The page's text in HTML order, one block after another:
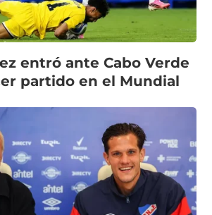
entró ante Cabo Verde
partido en el Mundial